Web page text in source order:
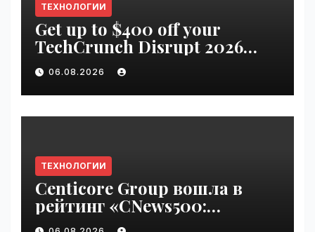
ТЕХНОЛОГИИ
Get up to $400 off your
TechCrunch Disrupt 2026
pass until Friday | VseTime.ru
06.08.2026
ТЕХНОЛОГИИ
Centicore Group вошла в
рейтинг «CNews500:
Крупнейшие ИТ-компании